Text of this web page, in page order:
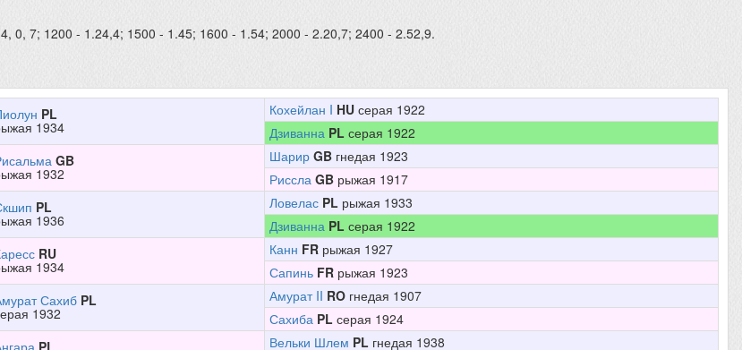
0, 7; 1200 - 1.24,4; 1500 - 1.45; 1600 - 1.54; 2000 - 2.20,7; 2400 - 2.52,9.
PL
1934
Кохейлан I HU серая 1922
Дзиванна PL серая 1922
GB
1932
Шарир GB гнедая 1923
Риссла GB рыжая 1917
PL
1936
Ловелас PL рыжая 1933
Дзиванна PL серая 1922
RU
1934
Канн FR рыжая 1927
Сапинь FR рыжая 1923
Сахиб PL
1932
Амурат II RO гнедая 1907
Сахиба PL серая 1924
PL Вельки Шлем PL гнедая 1938